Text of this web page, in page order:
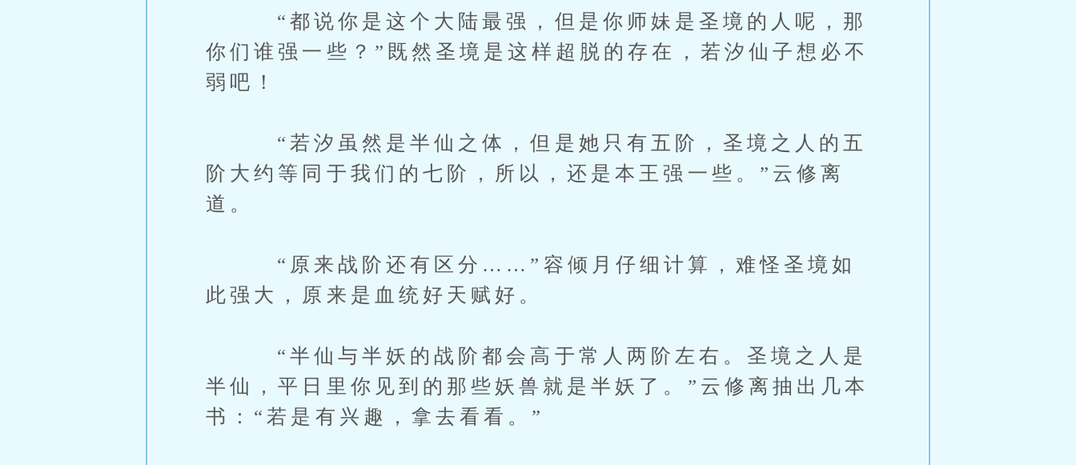
“都说你是这个大陆最强，但是你师妹是圣境的人呢，那
你们谁强一些？”既然圣境是这样超脱的存在，若汐仙子想必不
弱吧！
“若汐虽然是半仙之体，但是她只有五阶，圣境之人的五
阶大约等同于我们的七阶，所以，还是本王强一些。”云修离
道。
“原来战阶还有区分……”容倾月仔细计算，难怪圣境如
此强大，原来是血统好天赋好。
“半仙与半妖的战阶都会高于常人两阶左右。圣境之人是
半仙，平日里你见到的那些妖兽就是半妖了。”云修离抽出几本
书：“若是有兴趣，拿去看看。”